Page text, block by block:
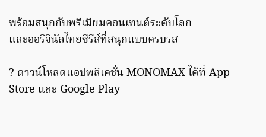
พร้อมสนุกกับพรีเมียมคอนเทนต์ระดับโลก
และออริจินัลไทยซีรีส์ที่สนุกแบบครบรส
? ดาวน์โหลดแอปพลิเคชั่น MONOMAX ได้ที่ App
Store และ Google Play